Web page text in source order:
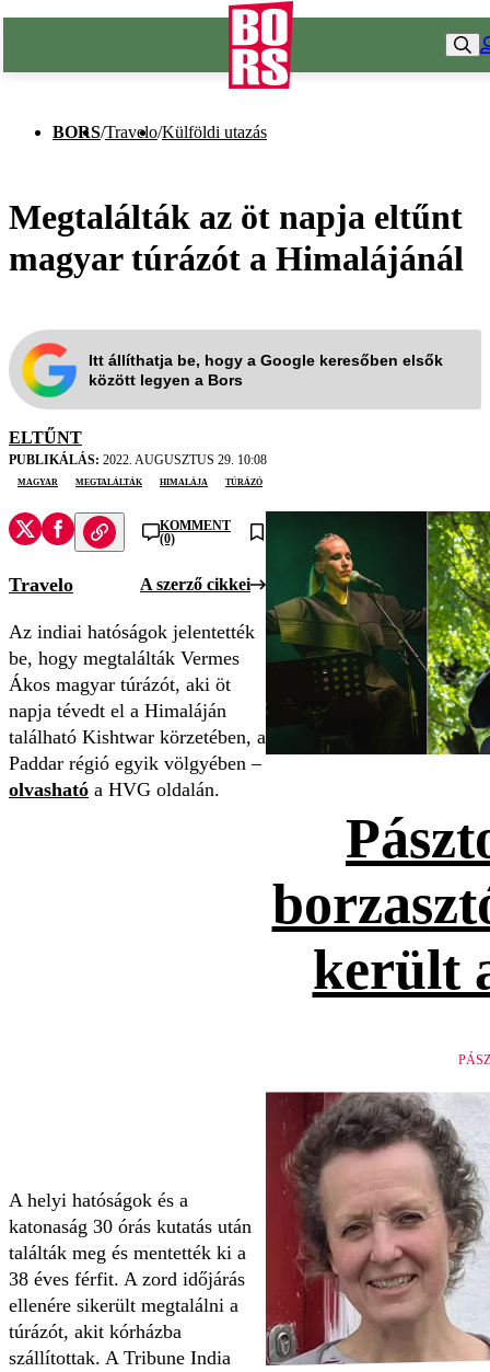
BORS/Travelo/Külföldi utazás
Megtalálták az öt napja eltűnt
magyar túrázót a Himalájánál
Itt állíthatja be, hogy a Google keresőben elsők
között legyen a Bors
ELTŰNT
PUBLIKÁLÁS: 2022. AUGUSZTUS 29. 10:08
magyar
megtalálták Himalája túrázó
KOMMENT
(0)
Travelo A szerző cikkei
Az indiai hatóságok jelentették
be, hogy megtalálták Vermes
Ákos magyar túrázót, aki öt
napja tévedt el a Himaláján
található Kishtwar körzetében, a
Paddar régió egyik völgyében –
olvasható a HVG oldalán.
A helyi hatóságok és a
katonaság 30 órás kutatás után
találták meg és mentették ki a
38 éves férfit. A zord időjárás
ellenére sikerült megtalálni a
túrázót, akit kórházba
szállítottak. A Tribune India
került